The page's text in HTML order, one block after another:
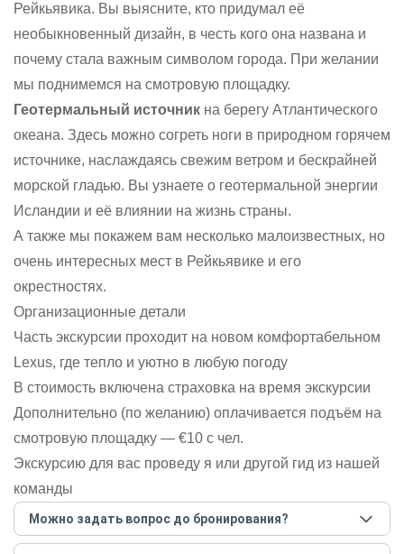
Рейкьявика. Вы выясните, кто придумал её
необыкновенный дизайн, в честь кого она названа и
почему стала важным символом города. При желании
мы поднимемся на смотровую площадку.
Геотермальный источник на берегу Атлантического
океана. Здесь можно согреть ноги в природном горячем
источнике, наслаждаясь свежим ветром и бескрайней
морской гладью. Вы узнаете о геотермальной энергии
Исландии и её влиянии на жизнь страны.
А также мы покажем вам несколько малоизвестных, но
очень интересных мест в Рейкьявике и его
окрестностях.
Организационные детали
Часть экскурсии проходит на новом комфортабельном
Lexus, где тепло и уютно в любую погоду
В стоимость включена страховка на время экскурсии
Дополнительно (по желанию) оплачивается подъём на
смотровую площадку — €10 с чел.
Экскурсию для вас проведу я или другой гид из нашей
команды
Можно задать вопрос до бронирования?
Достаточно перейти по ссылке «Задать вопрос» и